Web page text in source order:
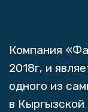
Компания
2018г, и
одного из
в